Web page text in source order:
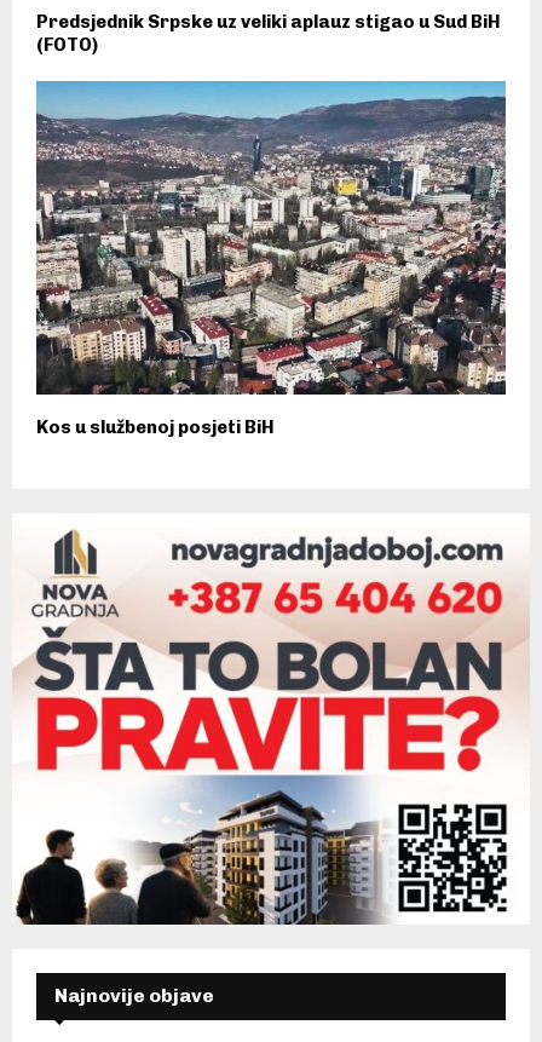
Predsjednik Srpske uz veliki aplauz stigao u Sud BiH
(FOTO)
Kos u službenoj posjeti BiH
Najnovije objave